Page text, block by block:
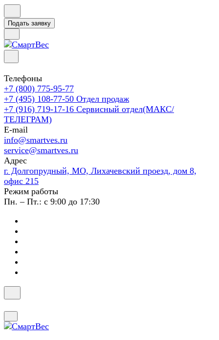
Подать заявку
Телефоны
+7 (800) 775-95-77
+7 (495) 108-77-50 Отдел продаж
+7 (916) 719-17-16 Сервисный отдел(МАКС/
ТЕЛЕГРАМ)
E-mail
info@smartves.ru
service@smartves.ru
Адрес
г. Долгопрудный, МО, Лихачевский проезд, дом 8,
офис 215
Режим работы
Пн. – Пт.: с 9:00 до 17:30